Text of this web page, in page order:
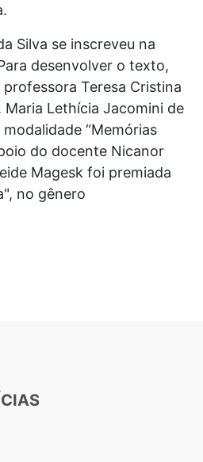
Silva se inscreveu na
desenvolver o texto,
Teresa Cristina
Maria Lethícia Jacomini de
“Memórias
do docente Nicanor
Magesk foi premiada
no gênero